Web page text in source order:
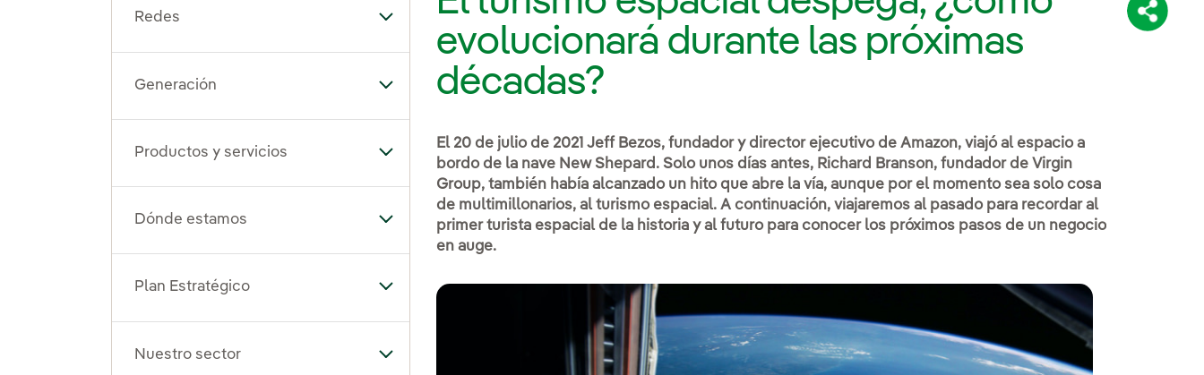
Redes Alternar el submenú para Redes
Generación Alternar el submenú para Generación
Productos y servicios Alternar el submenú para Productos y servicios
Dónde estamos Alternar el submenú para Dónde estamos
Plan Estratégico Alternar el submenú para Plan Estratégico
Nuestro sector Alternar el submenú para Nuestro sector
evolucionará durante las próximas
décadas?
El 20 de julio de 2021 Jeff Bezos, fundador y director ejecutivo de Amazon, viajó al espacio a
bordo de la nave New Shepard. Solo unos días antes, Richard Branson, fundador de Virgin
Group, también había alcanzado un hito que abre la vía, aunque por el momento sea solo cosa
de multimillonarios, al turismo espacial. A continuación, viajaremos al pasado para recordar al
primer turista espacial de la historia y al futuro para conocer los próximos pasos de un negocio
en auge.